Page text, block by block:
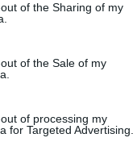
of the Sharing of my
of the Sale of my
of processing my
for Targeted Advertising.
le fichier
04.ogg